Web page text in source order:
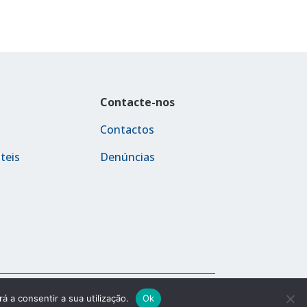
Contacte-nos
Contactos
Denúncias
Política de Privacidade Termos e Condições
a consentir a sua utilização. Ok